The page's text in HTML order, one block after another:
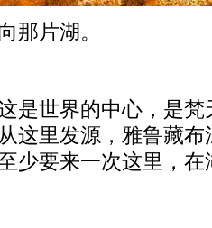
那片湖。
是世界的中心，是
这里发源，雅鲁藏
少要来一次这里，